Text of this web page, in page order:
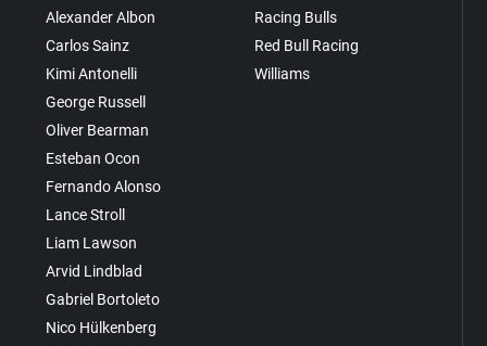
Alexander Albon
Carlos Sainz
Kimi Antonelli
George Russell
Oliver Bearman
Esteban Ocon
Fernando Alonso
Lance Stroll
Liam Lawson
Arvid Lindblad
Gabriel Bortoleto
Nico Hülkenberg
Racing Bulls
Red Bull Racing
Williams